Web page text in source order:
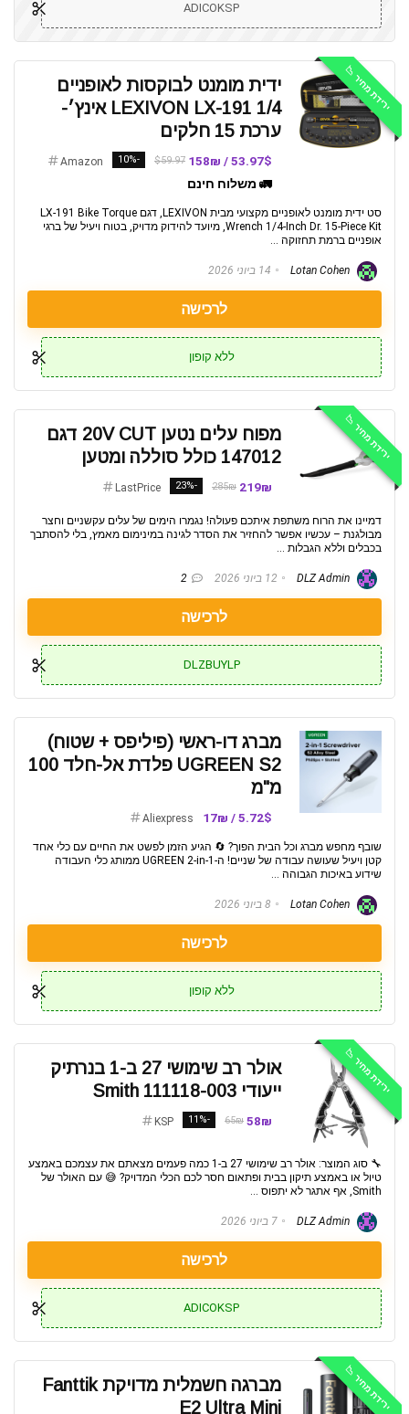
ADICOKSP
ירידת מחיר 📉
ידית מומנט לבוקסות לאופניים
LEXIVON LX-191 1/4 אינץ׳-
ערכת 15 חלקים
53.97$ / 158₪
$59.97
-10%
Amazon
🚛 משלוח חינם
סט ידית מומנט לאופניים מקצועי מבית LEXIVON, דגם LX-191 Bike Torque
Wrench 1/4-Inch Dr. 15-Piece Kit, מיועד להידוק מדויק, בטוח ויעיל של ברגי
אופניים ברמת תחזוקה ...
14 ביוני 2026
לרכישה
ללא קופון
ירידת מחיר 📉
מפוח עלים נטען 20V CUT דגם
147012 כולל סוללה ומטען
219₪
285₪
-23%
LastPrice
דמיינו את הרוח משתפת איתכם פעולה! נגמרו הימים של עלים עקשניים וחצר
מבולגנת – עכשיו אפשר להחזיר את הסדר לגינה במינימום מאמץ, בלי להסתבך
בכבלים וללא הגבלות ...
12 ביוני 2026 2
לרכישה
DLZBUYLP
מברג דו-ראשי (פיליפס + שטוח)
UGREEN S2 פלדת אל-חלד 100
מ"מ
5.72$ / 17₪
Aliexpress
שובף מחפש מברג וכל הבית הפוך? 🔄 הגיע הזמן לפשט את החיים עם כלי אחד
קטן ויעיל שעושה עבודה של שניים! ה-UGREEN 2-in-1 ממותג כלי העבודה
שידוע באיכות הגבוהה ...
8 ביוני 2026
לרכישה
ללא קופון
ירידת מחיר 📉
אולר רב שימושי 27 ב-1 בנרתיק
ייעודי Smith 111118-003
58₪
65₪
-11%
KSP
🔧 סוג המוצר: אולר רב שימושי 27 ב-1 כמה פעמים מצאתם את עצמכם באמצע
טיול או באמצע תיקון בבית ופתאום חסר לכם הכלי המדויק? 😅 עם האולר של
Smith, אף אתגר לא יתפוס ...
7 ביוני 2026
לרכישה
ADICOKSP
ירידת מחיר 📉
מברגה חשמלית מדויקת Fanttik
E2 Ultra Mini